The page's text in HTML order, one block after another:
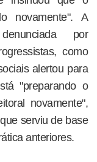
novamente". A
por
como
alertou para
"preparando o
novamente",
serviu de base
anteriores.